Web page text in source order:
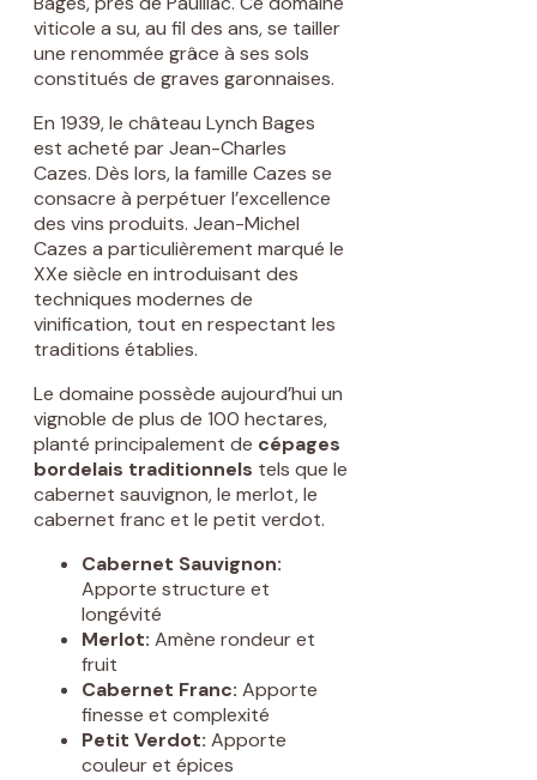
viticole a su, au fil des ans, se tailler
une renommée grâce à ses sols
constitués de graves garonnaises.
En 1939, le château Lynch Bages
est acheté par Jean-Charles
Cazes. Dès lors, la famille Cazes se
consacre à perpétuer l’excellence
des vins produits. Jean-Michel
Cazes a particulièrement marqué le
XXe siècle en introduisant des
techniques modernes de
vinification, tout en respectant les
traditions établies.
Le domaine possède aujourd’hui un
vignoble de plus de 100 hectares,
planté principalement de cépages
bordelais traditionnels tels que le
cabernet sauvignon, le merlot, le
cabernet franc et le petit verdot.
Cabernet Sauvignon:
Apporte structure et
longévité
Merlot: Amène rondeur et
fruit
Cabernet Franc: Apporte
finesse et complexité
Petit Verdot: Apporte
couleur et épices